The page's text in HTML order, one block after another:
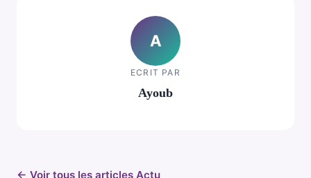
A
ECRIT PAR
Ayoub
← Voir tous les articles Actu